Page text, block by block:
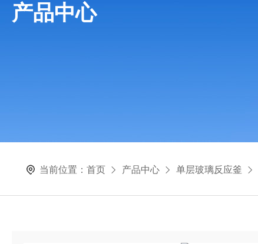
产品中心
当前位置：首页 产品中心 单层玻璃反应釜